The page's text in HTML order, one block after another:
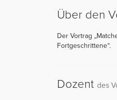
Über den
Der Vortrag
Fortgeschrittene“.
Dozent des